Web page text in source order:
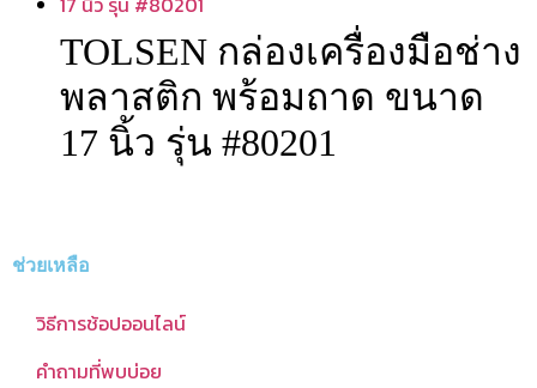
TOLSEN กล่องเครื่องมือช่าง
พลาสติก พร้อมถาด ขนาด
17 นิ้ว รุ่น #80201
ช่วยเหลือ
วิธีการช้อปออนไลน์
คำถามที่พบบ่อย